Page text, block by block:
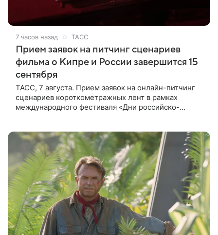
7 часов назад ТАСС
Прием заявок на питчинг сценариев
фильма о Кипре и России завершится 15
сентября
ТАСС, 7 августа. Прием заявок на онлайн-питчинг
сценариев короткометражных лент в рамках
международного фестиваля «Дни российско-